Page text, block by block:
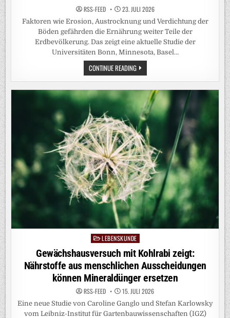
RSS-FEED 23. JULI 2026
Faktoren wie Erosion, Austrocknung und Verdichtung der
Böden gefährden die Ernährung weiter Teile der
Erdbevölkerung. Das zeigt eine aktuelle Studie der
Universitäten Bonn, Minnesota, Basel…
CONTINUE READINGLAND-
DEGRADIERUNG
REDUZIERT
ERNTEERTRÄGE
DEUTLICH
PostedLEBENSKUNDE
Gewächshausversuch mit Kohlrabi zeigt:
Nährstoffe aus menschlichen Ausscheidungen
können Mineraldünger ersetzen
RSS-FEED 15. JULI 2026
Eine neue Studie von Caroline Ganglo und Stefan Karlowsky
vom Leibniz-Institut für Gartenbauwissenschaften (IGZ)